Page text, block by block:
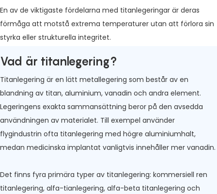
En av de viktigaste fördelarna med titanlegeringar är deras
förmåga att motstå extrema temperaturer utan att förlora sin
styrka eller strukturella integritet.
Vad är titanlegering?
Titanlegering är en lätt metallegering som består av en
blandning av titan, aluminium, vanadin och andra element.
Legeringens exakta sammansättning beror på den avsedda
användningen av materialet. Till exempel använder
flygindustrin ofta titanlegering med högre aluminiumhalt,
medan medicinska implantat vanligtvis innehåller mer vanadin.
Det finns fyra primära typer av titanlegering: kommersiell ren
titanlegering, alfa-tianlegering, alfa-beta titanlegering och